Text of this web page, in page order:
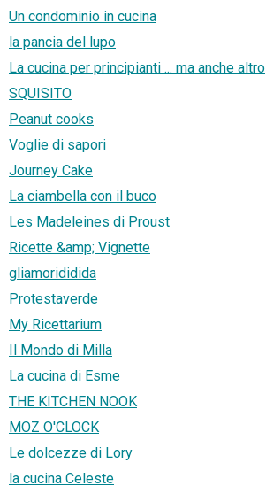
Un condominio in cucina
la pancia del lupo
La cucina per principianti ... ma anche altro
SQUISITO
Peanut cooks
Voglie di sapori
Journey Cake
La ciambella con il buco
Les Madeleines di Proust
Ricette &amp; Vignette
gliamorididida
Protestaverde
My Ricettarium
Il Mondo di Milla
La cucina di Esme
THE KITCHEN NOOK
MOZ O'CLOCK
Le dolcezze di Lory
la cucina Celeste